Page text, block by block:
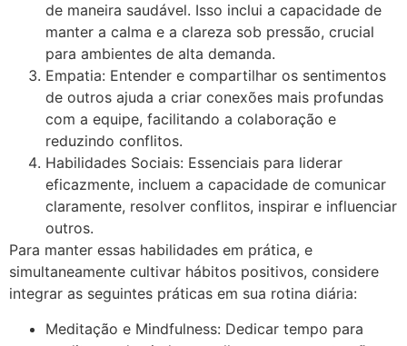
de maneira saudável. Isso inclui a capacidade de
manter a calma e a clareza sob pressão, crucial
para ambientes de alta demanda.
Empatia: Entender e compartilhar os sentimentos
de outros ajuda a criar conexões mais profundas
com a equipe, facilitando a colaboração e
reduzindo conflitos.
Habilidades Sociais: Essenciais para liderar
eficazmente, incluem a capacidade de comunicar
claramente, resolver conflitos, inspirar e influenciar
outros.
Para manter essas habilidades em prática, e
simultaneamente cultivar hábitos positivos, considere
integrar as seguintes práticas em sua rotina diária:
Meditação e Mindfulness: Dedicar tempo para